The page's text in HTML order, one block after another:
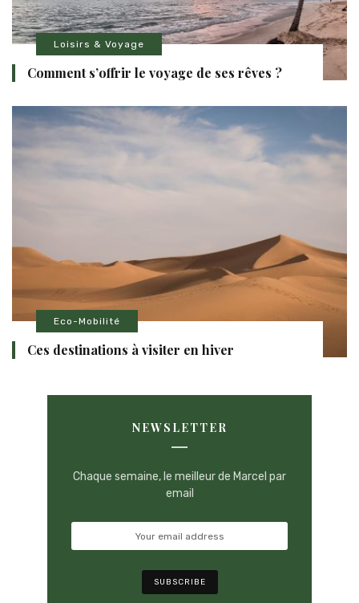
Loisirs & Voyage
Comment s’offrir le voyage de ses rêves ?
Eco-Mobilité
Ces destinations à visiter en hiver
NEWSLETTER
Chaque semaine, le meilleur de Marcel par
email